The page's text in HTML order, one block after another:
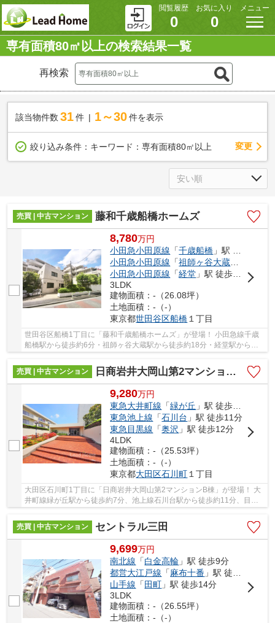
閲覧履歴
0
お気に入り
0
メニュー
専有面積80㎡以上の検索結果一覧
再検索
該当物件数 31件 1～30 件を表示
絞り込み条件： キーワード：専有面積80㎡以上 変更
売買 | 中古マンション 藤和千歳船橋ホームズ
8,780万円
小田急小田原線 「千歳船橋 」駅 徒歩6分
小田急小田原線 「祖師ヶ谷大蔵」駅 徒歩
小田急小田原線 「経堂 」駅 徒歩22分
3LDK
建物面積：-（26.08坪）
土地面積：-（-）
東京都世田谷区船橋１丁目
世田谷区船橋1丁目に「藤和千歳船橋ホームズ」が登場！ 小田急線千歳
船橋駅から徒歩約6分・祖師ヶ谷大蔵駅から徒歩約18分・経堂駅から徒
売買 | 中古マンション
日商岩井大岡山第2マンションB棟
9,280万円
東急大井町線 「緑が丘 」駅 徒歩7分
東急池上線 「石川台 」駅 徒歩11分
東急目黒線 「奥沢 」駅 徒歩12分
4LDK
建物面積：-（25.53坪）
土地面積：-（-）
東京都大田区石川町 １丁目
大田区石川町1丁目に「日商岩井大岡山第2マンションB棟」が登場！ 大
井町線緑が丘駅から徒歩約7分、池上線石川台駅から徒歩約11分、目黒
売買 | 中古マンション
セントラル三田
9,699万円
南北線 「白金高輪 」駅 徒歩9分
都営大江戸線 「麻布十番 」駅 徒歩10分
山手線 「 田町 」駅 徒歩14分
3LDK
建物面積：-（26.55坪）
土地面積：-（-）